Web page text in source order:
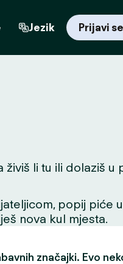
Jezik Prijavi se
li tu ili dolaziš u
popij piće
nova kul mjesta.
značajki. Evo